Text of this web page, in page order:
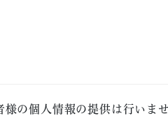
の個人情報の提供は行いませ